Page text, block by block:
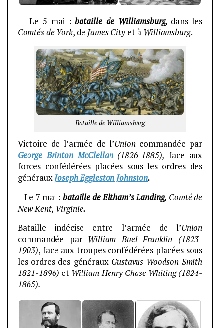
– Le 5 mai :bataille de Williamsburg, dans les
Comtés de York, de James City et à Williamsburg.
Bataille de Williamsburg
Victoire de l’armée de l’Unioncommandée par
George Brinton McClellan(1826-1885), face aux
forces confédérées placées sous les ordres des
généraux Joseph Eggleston Johnston.
– Le 7 mai : bataille de Eltham’s Landing, Comté de
New Kent, Virginie.
Bataille indécise entre l’armée de l’Union
commandée par William Buel Franklin (1823-
1903), face aux troupes confédérées placées sous
les ordres des généraux Gustavus Woodson Smith
1821-1896) et William Henry Chase Whiting (1824-
1865).